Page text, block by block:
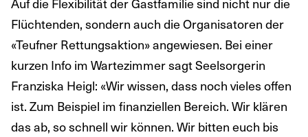
Flüchtenden, sondern auch die Organisatoren der
«Teufner Rettungsaktion» angewiesen. Bei einer
kurzen Info im Wartezimmer sagt Seelsorgerin
Franziska Heigl: «Wir wissen, dass noch vieles offen
ist. Zum Beispiel im finanziellen Bereich. Wir klären
das ab, so schnell wir können. Wir bitten euch bis